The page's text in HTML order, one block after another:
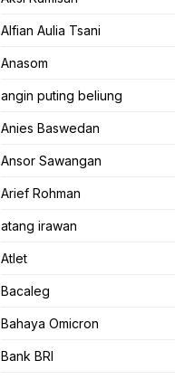
Alfian Aulia Tsani
Anasom
angin puting beliung
Anies Baswedan
Ansor Sawangan
Arief Rohman
atang irawan
Atlet
Bacaleg
Bahaya Omicron
Bank BRI